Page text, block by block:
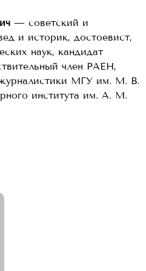
— советский и
и историк, достоевист,
наук, кандидат
член РАЕН,
МГУ им. М. В.
института им. А. М.